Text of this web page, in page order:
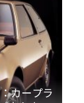
カープラ